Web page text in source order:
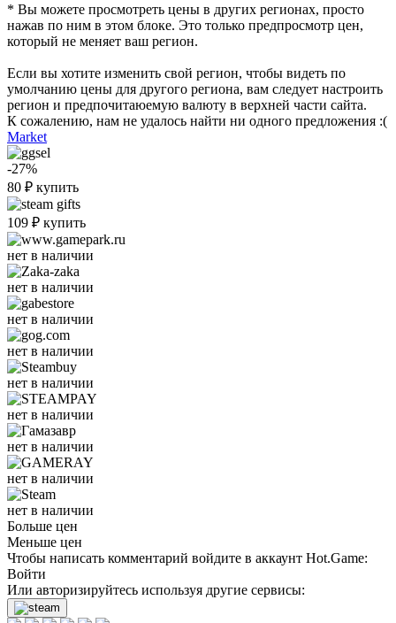
* Вы можете просмотреть цены в других регионах, просто
нажав по ним в этом блоке. Это только предпросмотр цен,
который не меняет ваш регион.
Если вы хотите изменить свой регион, чтобы видеть по
умолчанию цены для другого региона, вам следует настроить
регион и предпочитаюемую валюту в верхней части сайта.
К сожалению, нам не удалось найти ни одного предложения :(
Market
-27%
80 ₽ купить
109 ₽ купить
нет в наличии
нет в наличии
нет в наличии
нет в наличии
нет в наличии
нет в наличии
нет в наличии
нет в наличии
нет в наличии
Больше цен
Меньше цен
Чтобы написать комментарий войдите в аккаунт Hot.Game:
Войти
Или авторизируйтесь используя другие сервисы: